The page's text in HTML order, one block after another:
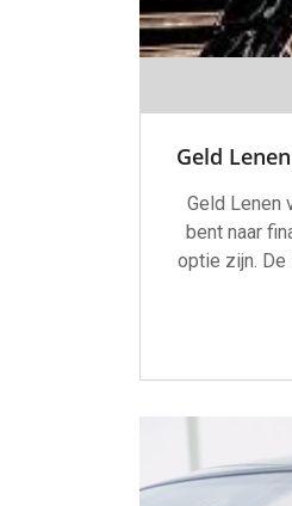
Geld
Geld Lenen
bent naar
optie zijn.